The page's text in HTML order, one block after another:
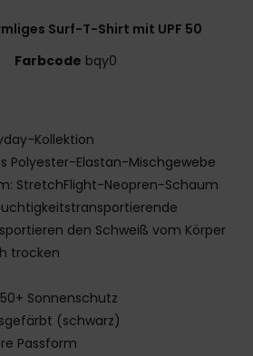
Surf-T-Shirt mit UPF 50
Farbcode bqy0
Kollektion
Polyester-Elastan-Mischgewebe
StretchFlight-Neopren-Schaum
den Schweiß vom Körper
trocken
50+ Sonnenschutz
(schwarz)
Passform